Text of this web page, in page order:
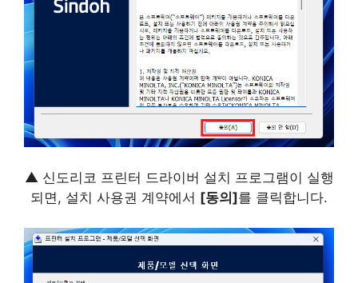
▲ 신도리코 프린터 드라이버 설치 프로그램이 실행
되면, 설치 사용권 계약에서 [동의]를 클릭합니다.